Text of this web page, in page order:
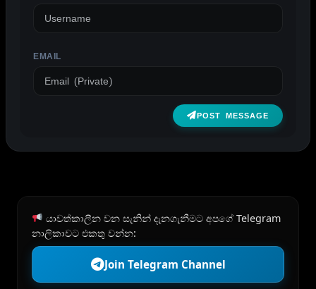
EMAIL
POST MESSAGE
යාවත්කාලීන වන සැනින් දැනගැනීමට අපගේ Telegram
නාලිකාවට එකතු වන්න:
Join Telegram Channel